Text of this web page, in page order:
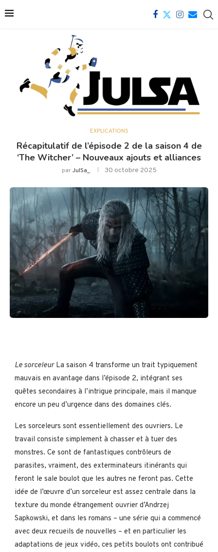
EXPLICATIONS
Récapitulatif de l’épisode 2 de la saison 4 de
‘The Witcher’ – Nouveaux ajouts et alliances
parJulSa_ 30 octobre 2025
Le sorceleurLa saison 4 transforme un trait typiquement
mauvais en avantage dans l’épisode 2, intégrant ses
quêtes secondaires à l’intrigue principale, mais il manque
encore un peu d’urgence dans des domaines clés.
Les sorceleurs sont essentiellement des ouvriers. Le
travail consiste simplement à chasser et à tuer des
monstres. Ce sont de fantastiques contrôleurs de
parasites, vraiment, des exterminateurs itinérants qui
feront le sale boulot que les autres ne feront pas. Cette
idée de l’œuvre d’un sorceleur est assez centrale dans la
texture du monde étrangement ouvrier d’Andrzej
Sapkowski, et dans les romans – une série qui a commencé
avec deux recueils de nouvelles – et en particulier les
adaptations de jeux vidéo, ces petits boulots ont contribué